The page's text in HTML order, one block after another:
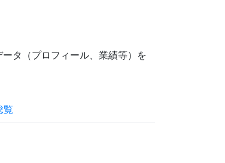
タ（プロフィール、業績等）を
覧